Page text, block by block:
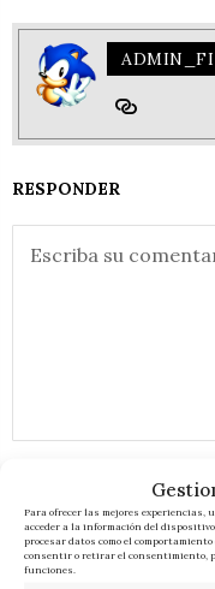
Para ofrecer las mejores experiencias,
acceder a la información del
procesar datos como el
consentir o retirar el consentimiento,
funciones.
ADMIN_FI
RESPONDER